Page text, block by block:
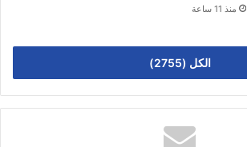
منذ 11 ساعة
الكل (2755)